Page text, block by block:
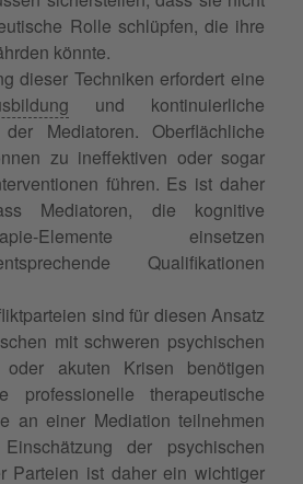
Rolle schlüpfen, die ihre
könnte.
dieser Techniken erfordert eine
und kontinuierliche
Mediatoren. Oberflächliche
zu ineffektiven oder sogar
führen. Es ist daher
Mediatoren, die kognitive
Elemente einsetzen
Qualifikationen
sind für diesen Ansatz
mit schweren psychischen
oder akuten Krisen benötigen
professionelle therapeutische
an einer Mediation teilnehmen
der psychischen
Parteien ist daher ein wichtiger